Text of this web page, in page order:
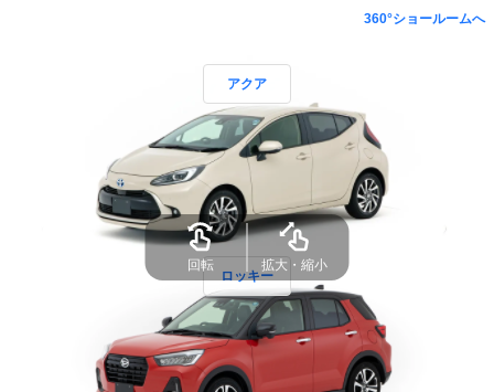
360°ショールームへ
アクア
ロッキー
回転 拡大・縮小